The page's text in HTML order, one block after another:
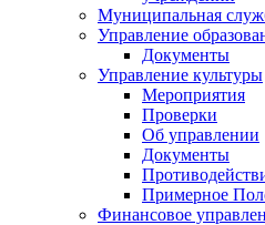
Муниципальная
Управление
Документы
Управление культуры
Мероприятия
Проверки
Об управлении
Документы
Примерное
Финансовое